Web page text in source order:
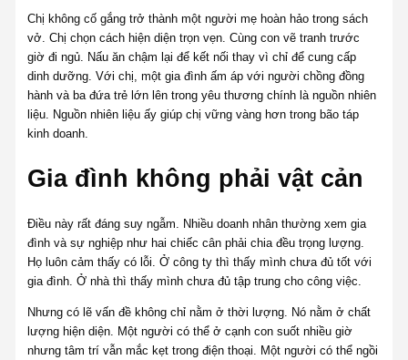
Chị không cố gắng trở thành một người mẹ hoàn hảo trong sách
vở. Chị chọn cách hiện diện trọn vẹn. Cùng con vẽ tranh trước
giờ đi ngủ. Nấu ăn chậm lại để kết nối thay vì chỉ để cung cấp
dinh dưỡng. Với chị, một gia đình ấm áp với người chồng đồng
hành và ba đứa trẻ lớn lên trong yêu thương chính là nguồn nhiên
liệu. Nguồn nhiên liệu ấy giúp chị vững vàng hơn trong bão táp
kinh doanh.
Gia đình không phải vật cản
Điều này rất đáng suy ngẫm. Nhiều doanh nhân thường xem gia
đình và sự nghiệp như hai chiếc cân phải chia đều trọng lượng.
Họ luôn cảm thấy có lỗi. Ở công ty thì thấy mình chưa đủ tốt với
gia đình. Ở nhà thì thấy mình chưa đủ tập trung cho công việc.
Nhưng có lẽ vấn đề không chỉ nằm ở thời lượng. Nó nằm ở chất
lượng hiện diện. Một người có thể ở cạnh con suốt nhiều giờ
nhưng tâm trí vẫn mắc kẹt trong điện thoại. Một người có thể ngồi